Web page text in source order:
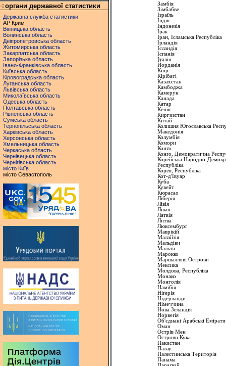
органи державної статистики
Державна служба статистики
АР Крим
Вінницька область
Волинська область
Дніпропетровська область
Житомирська область
Закарпатська область
Запорізька область
Івано-Франківська область
Київська область
Кіровоградська область
Луганська область
Львівська область
Миколаївська область
Одеська область
Полтавська область
Рівненська область
Сумська область
Тернопільська область
Харківська область
Херсонська область
Хмельницька область
Черкаська область
Чернівецька область
Чернігівська область
місто Київ
місто Севастополь
Замбiя
Зiмбабве
Iзраїль
Iндiя
Iндонезiя
Iрак
Iран, Iсламська Республiка
Iрландiя
Iсландiя
Iспанiя
Iталiя
Йорданiя
Кiпр
Кiрiбатi
Казахстан
Камбоджа
Камерун
Канада
Катар
Кенiя
Киргизстан
Китай
Колишня Югославська
Македонiя
Колумбiя
Комори
Конґо
Конґо , Демократична
КорейськаНародно-
Республiка
Корея, Республiка
Кот-д'Івуар
Куба
Кувейт
Кюрасао
Лiберiя
Лiвiя
Лiван
Латвiя
Литва
Люксембурґ
Маврiкiй
Малайзiя
Мальдiви
Мальта
Марокко
Маршалловi Острови
Мексика
Молдова, Республіка
Монако
Монголiя
Намiбiя
Нiґерiя
Нiдерланди
Нiмеччина
Нова Зеландiя
Норвеґія
Oб'єднанi Арабськi Емiрати
Оман
Острів Meн
ОстровиКука
Пакистан
Палау
Палестинська Територія
Панама